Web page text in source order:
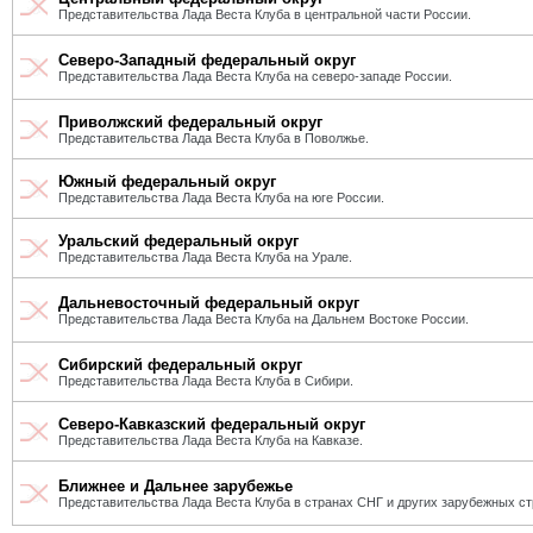
Представительства Лада Веста Клуба в центральной части России.
Северо-Западный федеральный округ
Представительства Лада Веста Клуба на северо-западе России.
Приволжский федеральный округ
Представительства Лада Веста Клуба в Поволжье.
Южный федеральный округ
Представительства Лада Веста Клуба на юге России.
Уральский федеральный округ
Представительства Лада Веста Клуба на Урале.
Дальневосточный федеральный округ
Представительства Лада Веста Клуба на Дальнем Востоке России.
Сибирский федеральный округ
Представительства Лада Веста Клуба в Сибири.
Северо-Кавказский федеральный округ
Представительства Лада Веста Клуба на Кавказе.
Ближнее и Дальнее зарубежье
Представительства Лада Веста Клуба в странах СНГ и других зарубежных